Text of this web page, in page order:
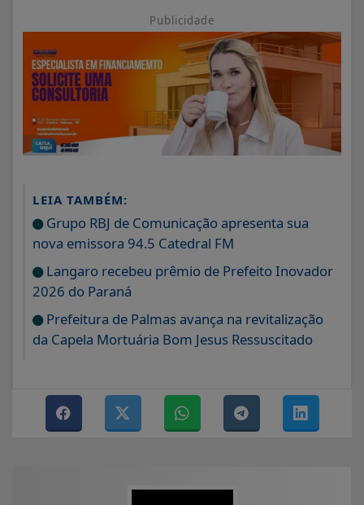
Publicidade
LEIA TAMBÉM:
Grupo RBJ de Comunicação apresenta sua
nova emissora 94.5 Catedral FM
Langaro recebeu prêmio de Prefeito Inovador
2026 do Paraná
Prefeitura de Palmas avança na revitalização
da Capela Mortuária Bom Jesus Ressuscitado